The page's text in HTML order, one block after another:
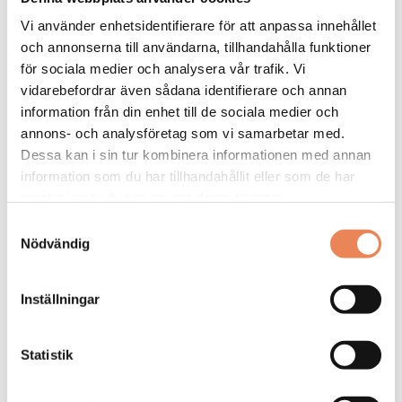
Vi använder enhetsidentifierare för att anpassa innehållet
och annonserna till användarna, tillhandahålla funktioner
för sociala medier och analysera vår trafik. Vi
vidarebefordrar även sådana identifierare och annan
information från din enhet till de sociala medier och
annons- och analysföretag som vi samarbetar med.
Dessa kan i sin tur kombinera informationen med annan
information som du har tillhandahållit eller som de har
Nödvändig
Inställningar
Statistik
Sista ansökningsdag: 2026-08-30
LÄS MER
DAGAR KVAR:
19